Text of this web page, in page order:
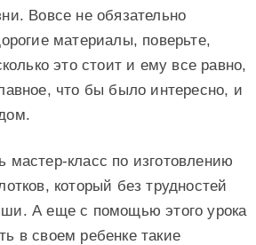
Вовсе не обязательно
материалы, поверьте,
это стоит и ему все равно,
что бы было интересно, и
класс по изготовлению
который без трудностей
А еще с помощью этого урока
в своем ребенке такие